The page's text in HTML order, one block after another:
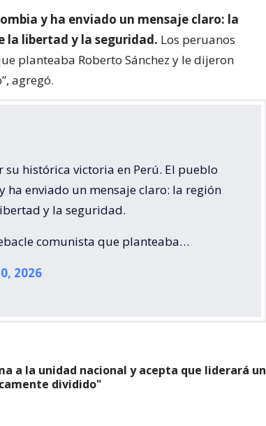
y ha enviado un mensaje claro: la
la libertad y la seguridad. Los peruanos
planteaba Roberto Sánchez y le dijeron
agregó.
su histórica victoria en Perú. El pueblo
ha enviado un mensaje claro: la región
y la seguridad.
comunista que planteaba…
2026
a la unidad nacional y acepta que liderará un
dividido"